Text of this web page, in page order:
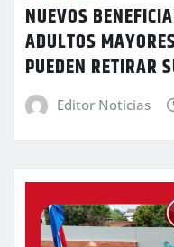
NUEVOS
ADULTOS
PUEDEN RETIRAR
Editor Noticias